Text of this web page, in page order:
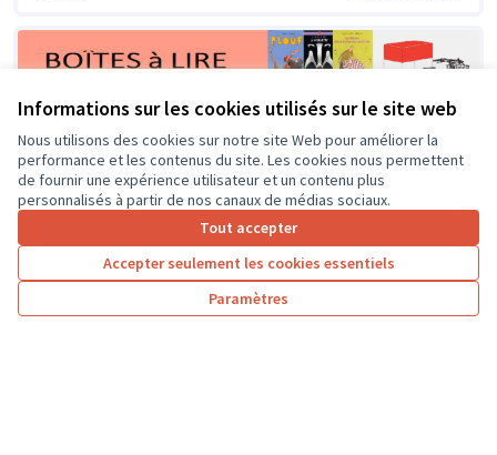
Informations sur les cookies utilisés sur le site web
Nous utilisons des cookies sur notre site Web pour améliorer la
performance et les contenus du site. Les cookies nous permettent
de fournir une expérience utilisateur et un contenu plus
personnalisés à partir de nos canaux de médias sociaux.
Tout accepter
Accepter seulement les cookies essentiels
Paramètres
4000 LIVRES pour les enfants jocondiens !
À chaque saison de l’année 2025, distribution de livres
pour la Jeunesse dans toutes les Boîtes à Lire. À Joué-
lès-Tours,...
Solidarité et développement local